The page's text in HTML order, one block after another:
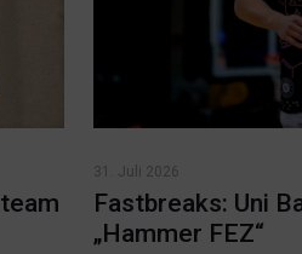
31. Juli 2026
Fastbreaks: Uni
„Hammer FEZ“